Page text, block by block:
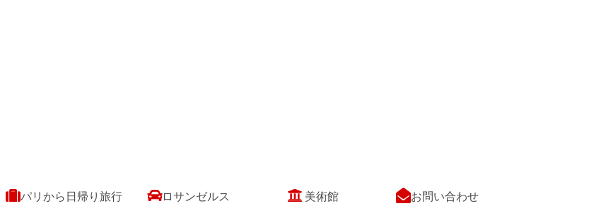
パリから日帰り旅行 ロサンゼルス 美術館 お問い合わせ